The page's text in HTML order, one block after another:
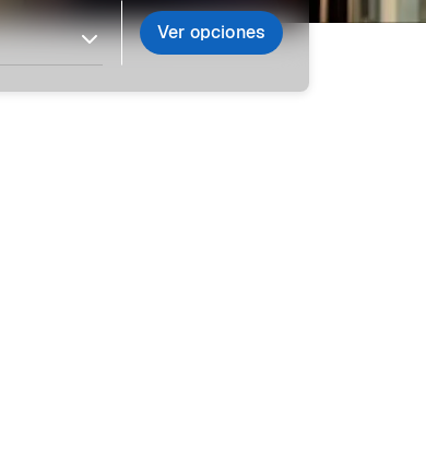
Ver opciones